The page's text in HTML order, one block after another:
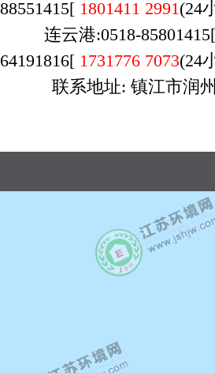
88551415[ 1801411 2991(24
连云港:0518-85801415[
64191816[ 1731776 7073(24
联系地址: 镇江市润州